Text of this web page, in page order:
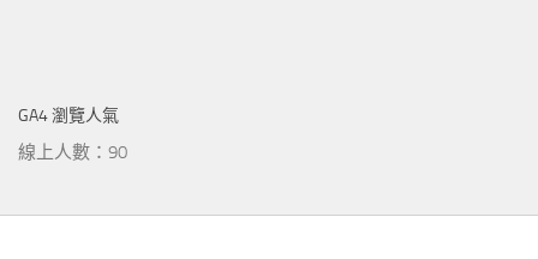
GA4 瀏覽人氣
線上人數：90